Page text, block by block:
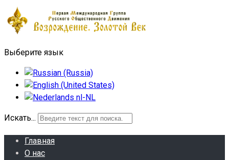
Выберите язык
Искать...
Главная
О нас